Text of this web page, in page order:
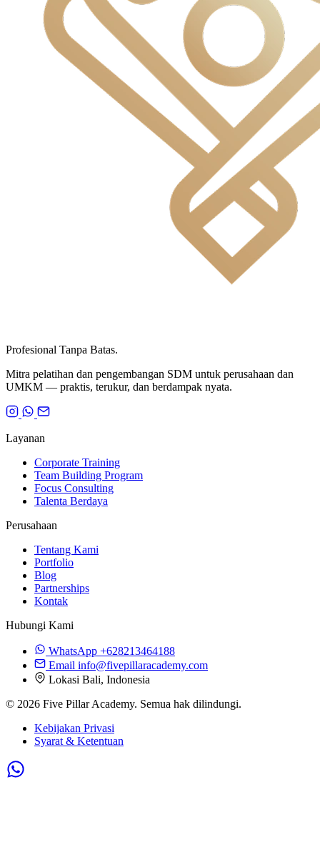
Profesional Tanpa Batas.
Mitra pelatihan dan pengembangan SDM untuk perusahaan dan
UMKM — praktis, terukur, dan berdampak nyata.
Layanan
Corporate Training
Team Building Program
Focus Consulting
Talenta Berdaya
Perusahaan
Tentang Kami
Portfolio
Blog
Partnerships
Kontak
Hubungi Kami
WhatsApp +628213464188
Email info@fivepillaracademy.com
Lokasi Bali, Indonesia
© 2026 Five Pillar Academy. Semua hak dilindungi.
Kebijakan Privasi
Syarat & Ketentuan